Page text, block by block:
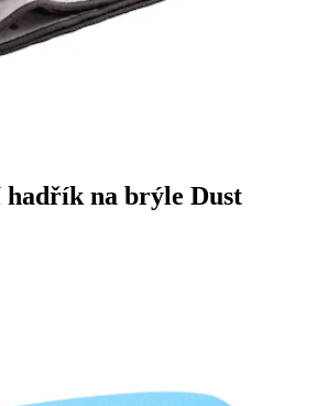
hadřík na brýle Dust